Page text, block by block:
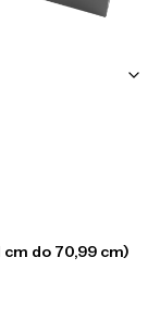
cm do 70,99 cm)